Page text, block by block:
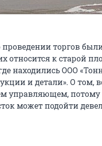
торгов
относится к старой
находились ООО
и детали». О том,
управляющем, потому
может подойти